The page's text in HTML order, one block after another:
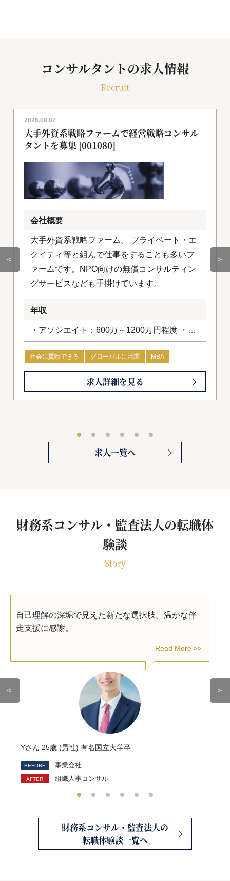
コンサルタントの求人情報
Recruit
＜
2026.08.07
大手外資系戦略ファームで経営戦略コンサル
タントを募集 [001080]
会社概要
大手外資系戦略ファーム。 プライベート・エ
クイティ等と組んで仕事をすることも多いフ
ァームです。NPO向けの無償コンサルティン
グサービスなども手掛けています。
年収
・アソシエイト：600万～1200万円程度 ・コ
ンサルタント：1200万円～1800万円程度
社会に貢献できる グローバルに活躍 MBA
求人詳細を見る
＞
求人一覧へ
財務系コンサル・監査法人の転職体
験談
Story
＜
自己理解の深堀で見えた新たな選択肢。温かな伴
走支援に感謝。
Read More
Yさん 25歳 (男性) 有名国立大学卒
事業会社
組織人事コンサル
＞
財務系コンサル・監査法人の
転職体験談一覧へ